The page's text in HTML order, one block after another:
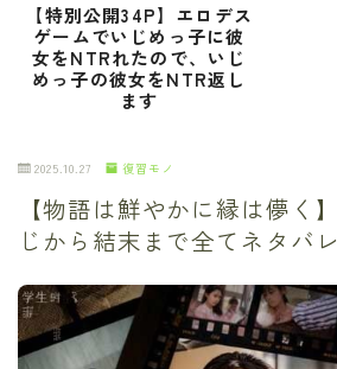
【特別公開34P】エロデス
ゲームでいじめっ子に彼
女をNTRれたので、いじ
めっ子の彼女をNTR返し
ます
2025.10.27 復習モノ
【物語は鮮やかに縁は儚く
じから結末まで全てネタバ